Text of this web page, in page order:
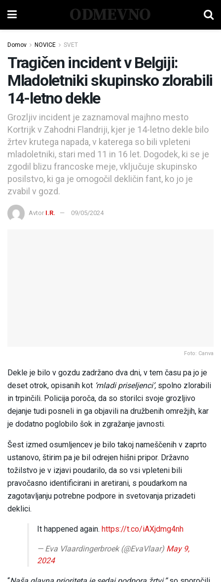
ODMEVNO
Domov NOVICE SVET
Tragičen incident v Belgiji:
Mladoletniki skupinsko zlorabili
14-letno dekle
Grozljiv incident je zaznamoval majhno mesto
Kortrijk v Zahodni Flandriji, kjer je 14-letno dekle bilo
žrtev krutega napada, v katerega so bili vpleteni
mladoletniki, stari med 11 in 16 let. Dogodek, ki se je
zgodil blizu francoske meje, vključuje skupinsko
posilstvo, ki ga je omogočil dekličin fant, ko jo je
zvabil v gozd.
Avtor I.R. 09/05/2024
Foto: Canva
Dekle je bilo v gozdu zadržano dva dni, v tem času pa jo je
deset otrok, opisanih kot ‘mladi priseljenci’, spolno zlorabili
in trpinčili. Policija poroča, da so storilci svoje grozljivo
dejanje tudi posneli in ga objavili na družbenih omrežjih, kar
je dodatno poglobilo šok in zgražanje javnosti.
Šest izmed osumljencev je bilo takoj nameščenih v zaprto
ustanovo, štirim pa je bil odrejen hišni pripor. Državno
tožilstvo je v izjavi poudarilo, da so vsi vpleteni bili
pravočasno identificirani in aretirani, s poudarkom na
zagotavljanju potrebne podpore in svetovanja prizadeti
deklici.
It happened again. https://t.co/iAXjdmg4nh
— Eva Vlaardingerbroek (@EvaVlaar) May 9,
2024